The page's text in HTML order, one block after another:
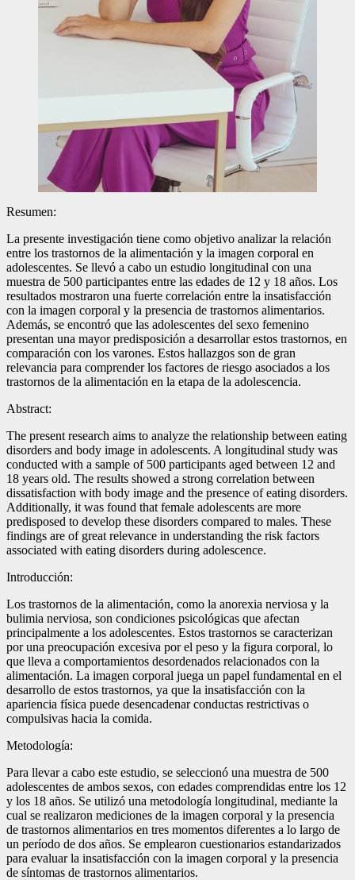
Resumen:
La presente investigación tiene como objetivo analizar la relación
entre los trastornos de la alimentación y la imagen corporal en
adolescentes. Se llevó a cabo un estudio longitudinal con una
muestra de 500 participantes entre las edades de 12 y 18 años. Los
resultados mostraron una fuerte correlación entre la insatisfacción
con la imagen corporal y la presencia de trastornos alimentarios.
Además, se encontró que las adolescentes del sexo femenino
presentan una mayor predisposición a desarrollar estos trastornos, en
comparación con los varones. Estos hallazgos son de gran
relevancia para comprender los factores de riesgo asociados a los
trastornos de la alimentación en la etapa de la adolescencia.
Abstract:
The present research aims to analyze the relationship between eating
disorders and body image in adolescents. A longitudinal study was
conducted with a sample of 500 participants aged between 12 and
18 years old. The results showed a strong correlation between
dissatisfaction with body image and the presence of eating disorders.
Additionally, it was found that female adolescents are more
predisposed to develop these disorders compared to males. These
findings are of great relevance in understanding the risk factors
associated with eating disorders during adolescence.
Introducción:
Los trastornos de la alimentación, como la anorexia nerviosa y la
bulimia nerviosa, son condiciones psicológicas que afectan
principalmente a los adolescentes. Estos trastornos se caracterizan
por una preocupación excesiva por el peso y la figura corporal, lo
que lleva a comportamientos desordenados relacionados con la
alimentación. La imagen corporal juega un papel fundamental en el
desarrollo de estos trastornos, ya que la insatisfacción con la
apariencia física puede desencadenar conductas restrictivas o
compulsivas hacia la comida.
Metodología:
Para llevar a cabo este estudio, se seleccionó una muestra de 500
adolescentes de ambos sexos, con edades comprendidas entre los 12
y los 18 años. Se utilizó una metodología longitudinal, mediante la
cual se realizaron mediciones de la imagen corporal y la presencia
de trastornos alimentarios en tres momentos diferentes a lo largo de
un período de dos años. Se emplearon cuestionarios estandarizados
para evaluar la insatisfacción con la imagen corporal y la presencia
de síntomas de trastornos alimentarios.